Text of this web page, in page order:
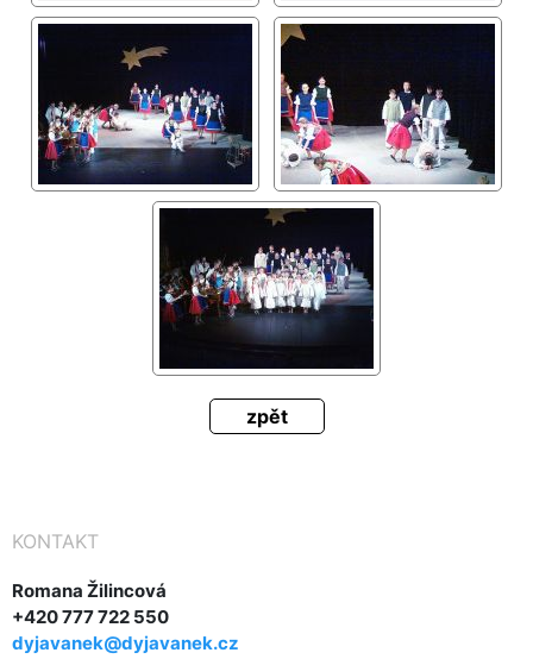
zpět
KONTAKT
Romana Žilincová
+420 777 722 550
dyjavanek@dyjavanek.cz